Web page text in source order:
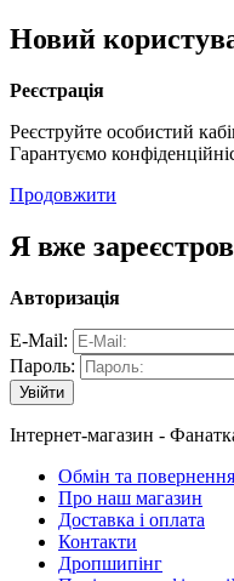
Новий
Реєстрація
Реєструйте особистий
Гарантуємо
Продовжити
Я вже
Авторизація
E-Mail:
Пароль:
Інтернет-магазин -
Обмін та повернення
Про наш магазин
Доставка і оплата
Контакти
Дропшипінг